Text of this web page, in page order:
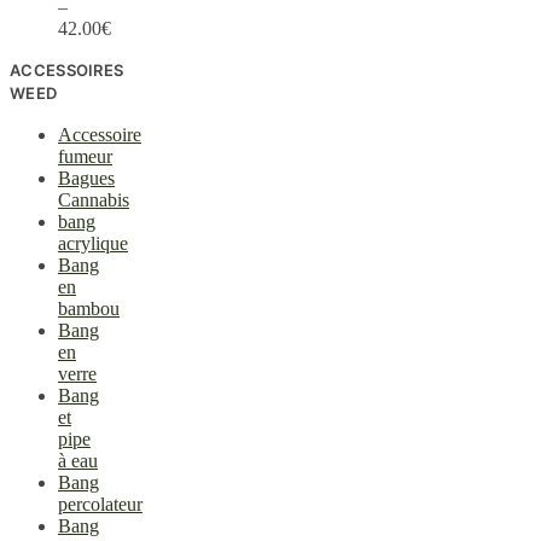
–
42.00€
ACCESSOIRES
WEED
Accessoire
fumeur
Bagues
Cannabis
bang
acrylique
Bang
en
bambou
Bang
en
verre
Bang
et
pipe
à eau
Bang
percolateur
Bang